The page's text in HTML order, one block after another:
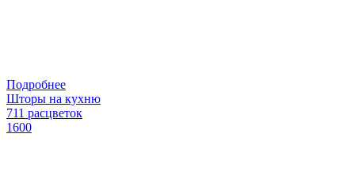
Подробнее
Шторы на кухню
711 расцветок
1600